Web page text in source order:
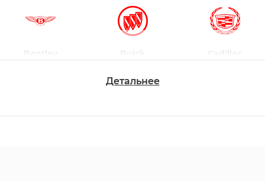
Bentley Buick Cadillac
Детальнее